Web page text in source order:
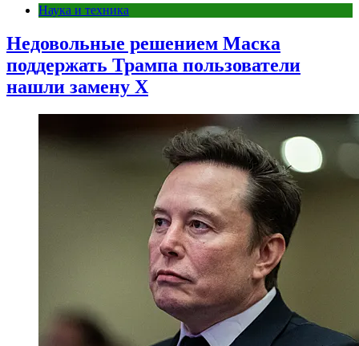
Наука и техника
Недовольные решением Маска
поддержать Трампа пользователи
нашли замену X